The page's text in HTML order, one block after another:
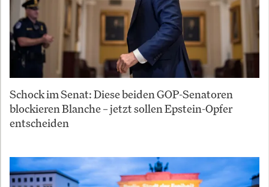
Schock im Senat: Diese beiden GOP-Senatoren
blockieren Blanche – jetzt sollen Epstein-Opfer
entscheiden